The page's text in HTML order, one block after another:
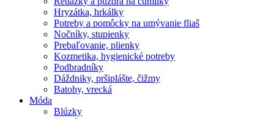
Hryzátka, hrkálky
Potreby a pomôcky na umývanie fliaš
Nočníky, stupienky
Prebaľovanie, plienky
Kozmetika, hygienické potreby
Podbradníky
Dáždniky, pršiplášte, čižmy
Batohy, vrecká
Móda
Blúzky